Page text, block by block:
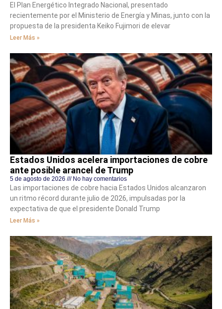
El Plan Energético Integrado Nacional, presentado
recientemente por el Ministerio de Energía y Minas, junto con la
propuesta de la presidenta Keiko Fujimori de elevar
Leer Más »
Estados Unidos acelera importaciones de cobre
ante posible arancel de Trump
5 de agosto de 2026 No hay comentarios
Las importaciones de cobre hacia Estados Unidos alcanzaron
un ritmo récord durante julio de 2026, impulsadas por la
expectativa de que el presidente Donald Trump
Leer Más »